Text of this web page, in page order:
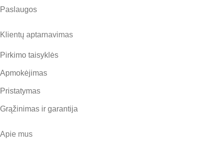
Paslaugos
Klientų aptarnavimas
Pirkimo taisyklės
Apmokėjimas
Pristatymas
Grąžinimas ir garantija
Apie mus